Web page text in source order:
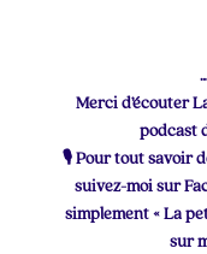
Merci d’écouter
podcast
🎙 Pour tout savoir
suivez-moi sur
simplement « La
sur